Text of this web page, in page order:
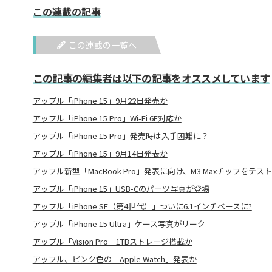
この連載の記事
この連載の一覧へ
この記事の編集者は以下の記事をオススメしています
アップル「iPhone 15」9月22日発売か
アップル「iPhone 15 Pro」Wi-Fi 6E対応か
アップル「iPhone 15 Pro」発売時は入手困難に？
アップル「iPhone 15」9月14日発表か
アップル新型「MacBook Pro」発表に向け、M3 Maxチップをテス
アップル「iPhone 15」USB-Cのパーツ写真が登場
アップル「iPhone SE（第4世代）」ついに6.1インチベースに?
アップル「iPhone 15 Ultra」ケース写真がリーク
アップル「Vision Pro」1TBストレージ搭載か
アップル、ピンク色の「Apple Watch」発表か